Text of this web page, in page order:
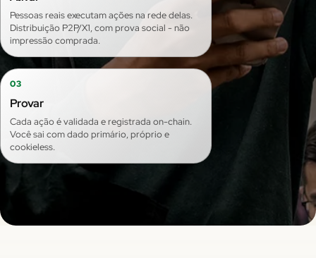
Pessoas reais executam ações na rede delas.
Distribuição P2P/X1, com prova social - não
impressão comprada.
03
Provar
Cada ação é validada e registrada on-chain.
Você sai com dado primário, próprio e
cookieless.